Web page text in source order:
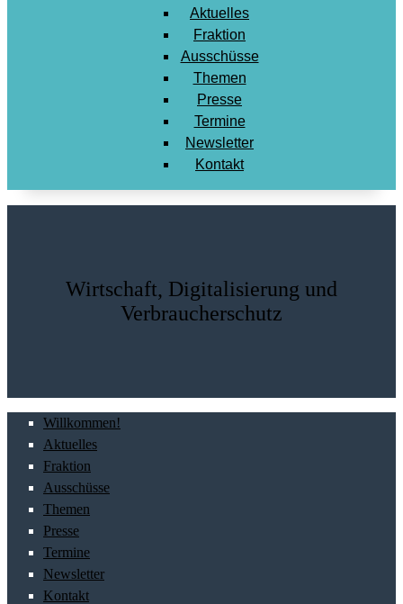
Aktuelles
Fraktion
Ausschüsse
Themen
Presse
Termine
Newsletter
Kontakt
Wirtschaft, Digitalisierung und
Verbraucherschutz
Willkommen!
Aktuelles
Fraktion
Ausschüsse
Themen
Presse
Termine
Newsletter
Kontakt